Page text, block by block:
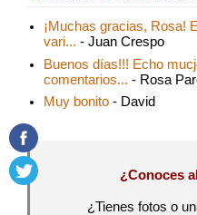
¡Muchas gracias, Rosa!
vari... - Juan Crespo
Buenos días!!! Echo
comentarios... - Rosa
Muy bonito - David
¿Conoces
¿Tienes fotos o